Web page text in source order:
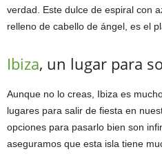
verdad. Este dulce de espiral con
relleno de cabello de ángel, es el
Ibiza, un lugar para
Aunque no lo creas, Ibiza es
lugares para salir de fiesta en
opciones para pasarlo bien son
aseguramos que esta isla tiene